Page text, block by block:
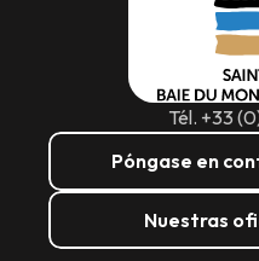
Tél. +33
Póngase en
Nuestras